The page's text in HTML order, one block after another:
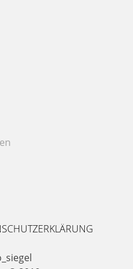
ergänzt Anke Ben Rejeb,
„Das ist ein Dissens zu
zu entscheiden, für welche
sie tätig sein wollen
den Beschluss des